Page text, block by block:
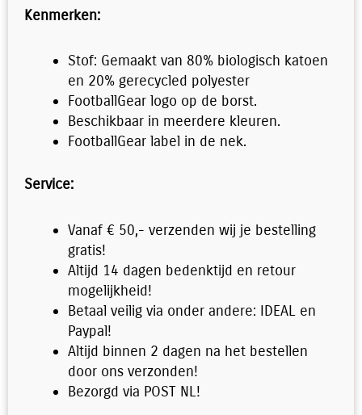
Kenmerken:
Stof: Gemaakt van 80% biologisch katoen
en 20% gerecycled polyester
FootballGear logo op de borst.
Beschikbaar in meerdere kleuren.
FootballGear label in de nek.
Service:
Vanaf € 50,- verzenden wij je bestelling
gratis!
Altijd 14 dagen bedenktijd en retour
mogelijkheid!
Betaal veilig via onder andere: IDEAL en
Paypal!
Altijd binnen 2 dagen na het bestellen
door ons verzonden!
Bezorgd via POST NL!